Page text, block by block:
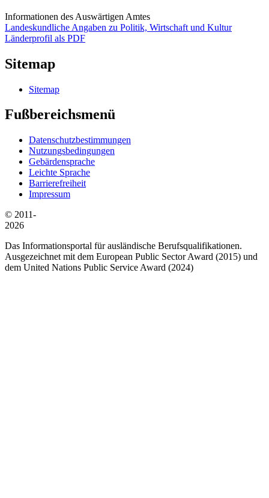
Informationen des Auswärtigen Amtes
Landeskundliche Angaben zu Politik, Wirtschaft und Kultur
Länderprofil als PDF
Sitemap
Sitemap
Fußbereichsmenü
Datenschutzbestimmungen
Nutzungsbedingungen
Gebärdensprache
Leichte Sprache
Barrierefreiheit
Impressum
© 2011-
2026
Das Informationsportal für ausländische Berufsqualifikationen.
Ausgezeichnet mit dem European Public Sector Award (2015) und
dem United Nations Public Service Award (2024)